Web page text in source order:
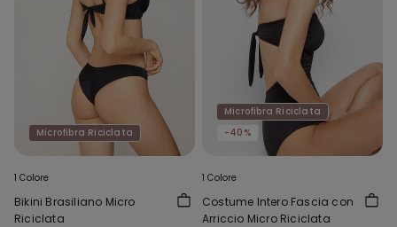
Microfibra Riciclata
1 Colore
Bikini Brasiliano Micro
Riciclata
Microfibra Riciclata
-40%
1 Colore
Costume Intero Fascia con
Arriccio Micro Riciclata